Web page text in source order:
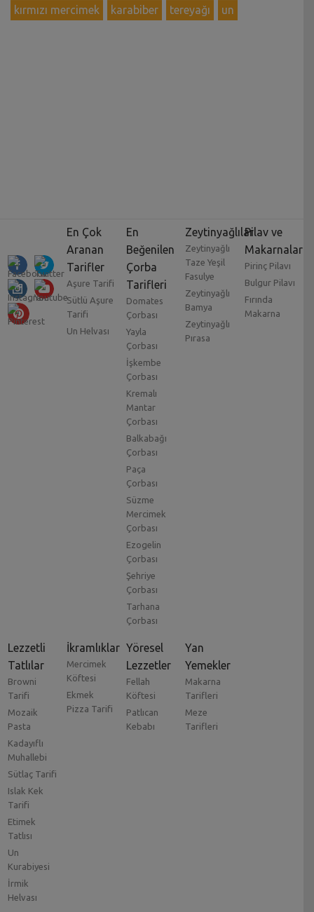
kırmızı mercimek karabiber tereyağı un
En Çok
Aranan
Tarifler
Aşure Tarifi
Sütlü Aşure
Tarifi
Un Helvası
En
Beğenilen
Çorba
Tarifleri
Domates
Çorbası
Yayla
Çorbası
İşkembe
Çorbası
Kremalı
Mantar
Çorbası
Balkabağı
Çorbası
Paça
Çorbası
Süzme
Mercimek
Çorbası
Ezogelin
Çorbası
Şehriye
Çorbası
Tarhana
Çorbası
Zeytinyağlılar
Zeytinyağlı
Taze Yeşil
Fasulye
Zeytinyağlı
Bamya
Zeytinyağlı
Pırasa
Pilav ve
Makarnalar
Pirinç Pilavı
Bulgur Pilavı
Fırında
Makarna
Lezzetli
Tatlılar
Browni
Tarifi
Mozaik
Pasta
Kadayıflı
Muhallebi
Sütlaç Tarifi
Islak Kek
Tarifi
Etimek
Tatlısı
Un
Kurabiyesi
İrmik
Helvası
İkramlıklar
Mercimek
Köftesi
Ekmek
Pizza Tarifi
Yöresel
Lezzetler
Fellah
Köftesi
Patlıcan
Kebabı
Yan
Yemekler
Makarna
Tarifleri
Meze
Tarifleri